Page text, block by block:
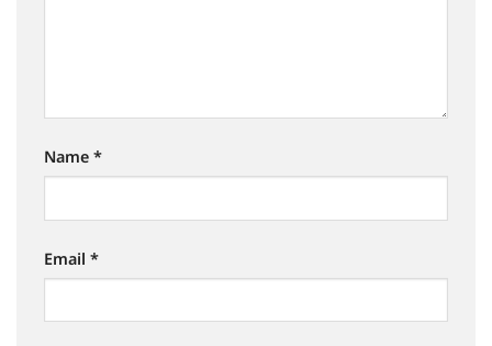
Name*
Email *